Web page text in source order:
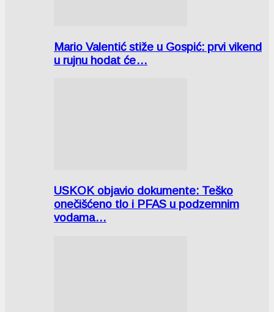
Mario Valentić stiže u Gospić: prvi vikend
u rujnu hodat će…
USKOK objavio dokumente: Teško
onečišćeno tlo i PFAS u podzemnim
vodama…